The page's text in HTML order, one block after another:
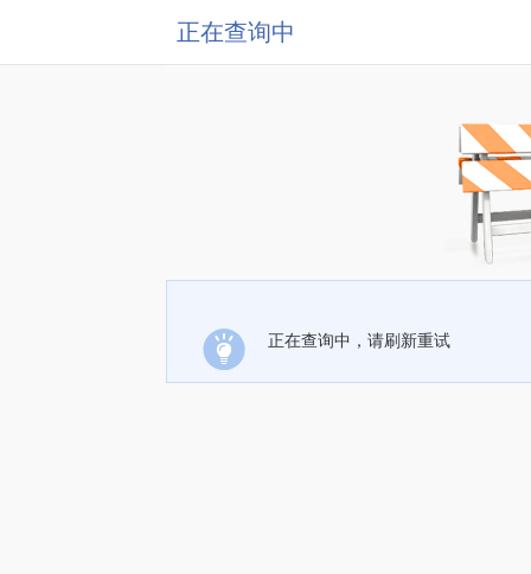
正在查询中
正在查询中，请刷新重试